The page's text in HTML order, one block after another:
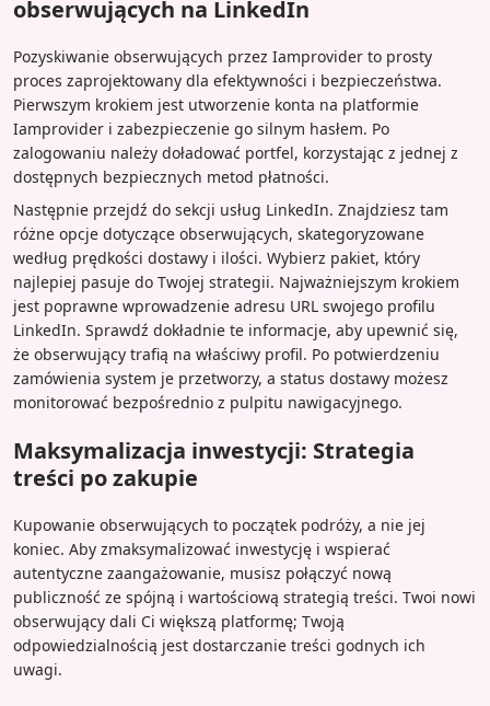
obserwujących na LinkedIn
Pozyskiwanie obserwujących przez Iamprovider to prosty
proces zaprojektowany dla efektywności i bezpieczeństwa.
Pierwszym krokiem jest utworzenie konta na platformie
Iamprovider i zabezpieczenie go silnym hasłem. Po
zalogowaniu należy doładować portfel, korzystając z jednej z
dostępnych bezpiecznych metod płatności.
Następnie przejdź do sekcji usług LinkedIn. Znajdziesz tam
różne opcje dotyczące obserwujących, skategoryzowane
według prędkości dostawy i ilości. Wybierz pakiet, który
najlepiej pasuje do Twojej strategii. Najważniejszym krokiem
jest poprawne wprowadzenie adresu URL swojego profilu
LinkedIn. Sprawdź dokładnie te informacje, aby upewnić się,
że obserwujący trafią na właściwy profil. Po potwierdzeniu
zamówienia system je przetworzy, a status dostawy możesz
monitorować bezpośrednio z pulpitu nawigacyjnego.
Maksymalizacja inwestycji: Strategia
treści po zakupie
Kupowanie obserwujących to początek podróży, a nie jej
koniec. Aby zmaksymalizować inwestycję i wspierać
autentyczne zaangażowanie, musisz połączyć nową
publiczność ze spójną i wartościową strategią treści. Twoi nowi
obserwujący dali Ci większą platformę; Twoją
odpowiedzialnością jest dostarczanie treści godnych ich
uwagi.